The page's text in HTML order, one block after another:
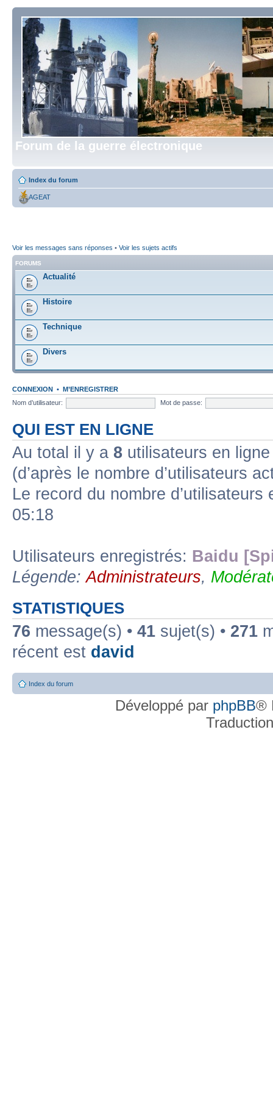
Forum de la guerre électronique
Index du forum
AGEAT
Voir les messages sans réponses • Voir les sujets actifs
FORUMS
Actualité
Histoire
Technique
Divers
CONNEXION • M’ENREGISTRER
Nom d’utilisateur:
Mot de passe:
QUI EST EN LIGNE
Au total il y a 8 utilisateurs en
(d’après le nombre d’utilisateurs
Le record du nombre
05:18
Utilisateurs enregistrés: Baidu
Légende:Administrateurs,
STATISTIQUES
76 message(s) • 41 sujet(s) • 271
récent est david
Index du forum
Développé par phpBB®